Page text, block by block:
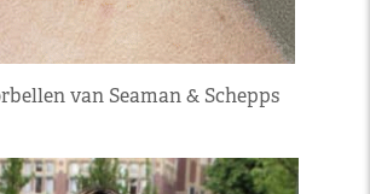
van Seaman & Schepps